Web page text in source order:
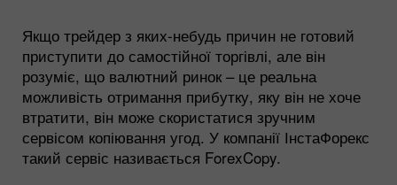
Якщо трейдер з яких-небудь причин не готовий
приступити до самостійної торгівлі, але він
розуміє, що валютний ринок – це реальна
можливість отримання прибутку, яку він не хоче
втратити, він може скористатися зручним
сервісом копіювання угод. У компанії ІнстаФорекс
такий сервіс називається ForexCopy.